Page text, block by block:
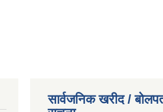
सार्वजनिक खरीद /